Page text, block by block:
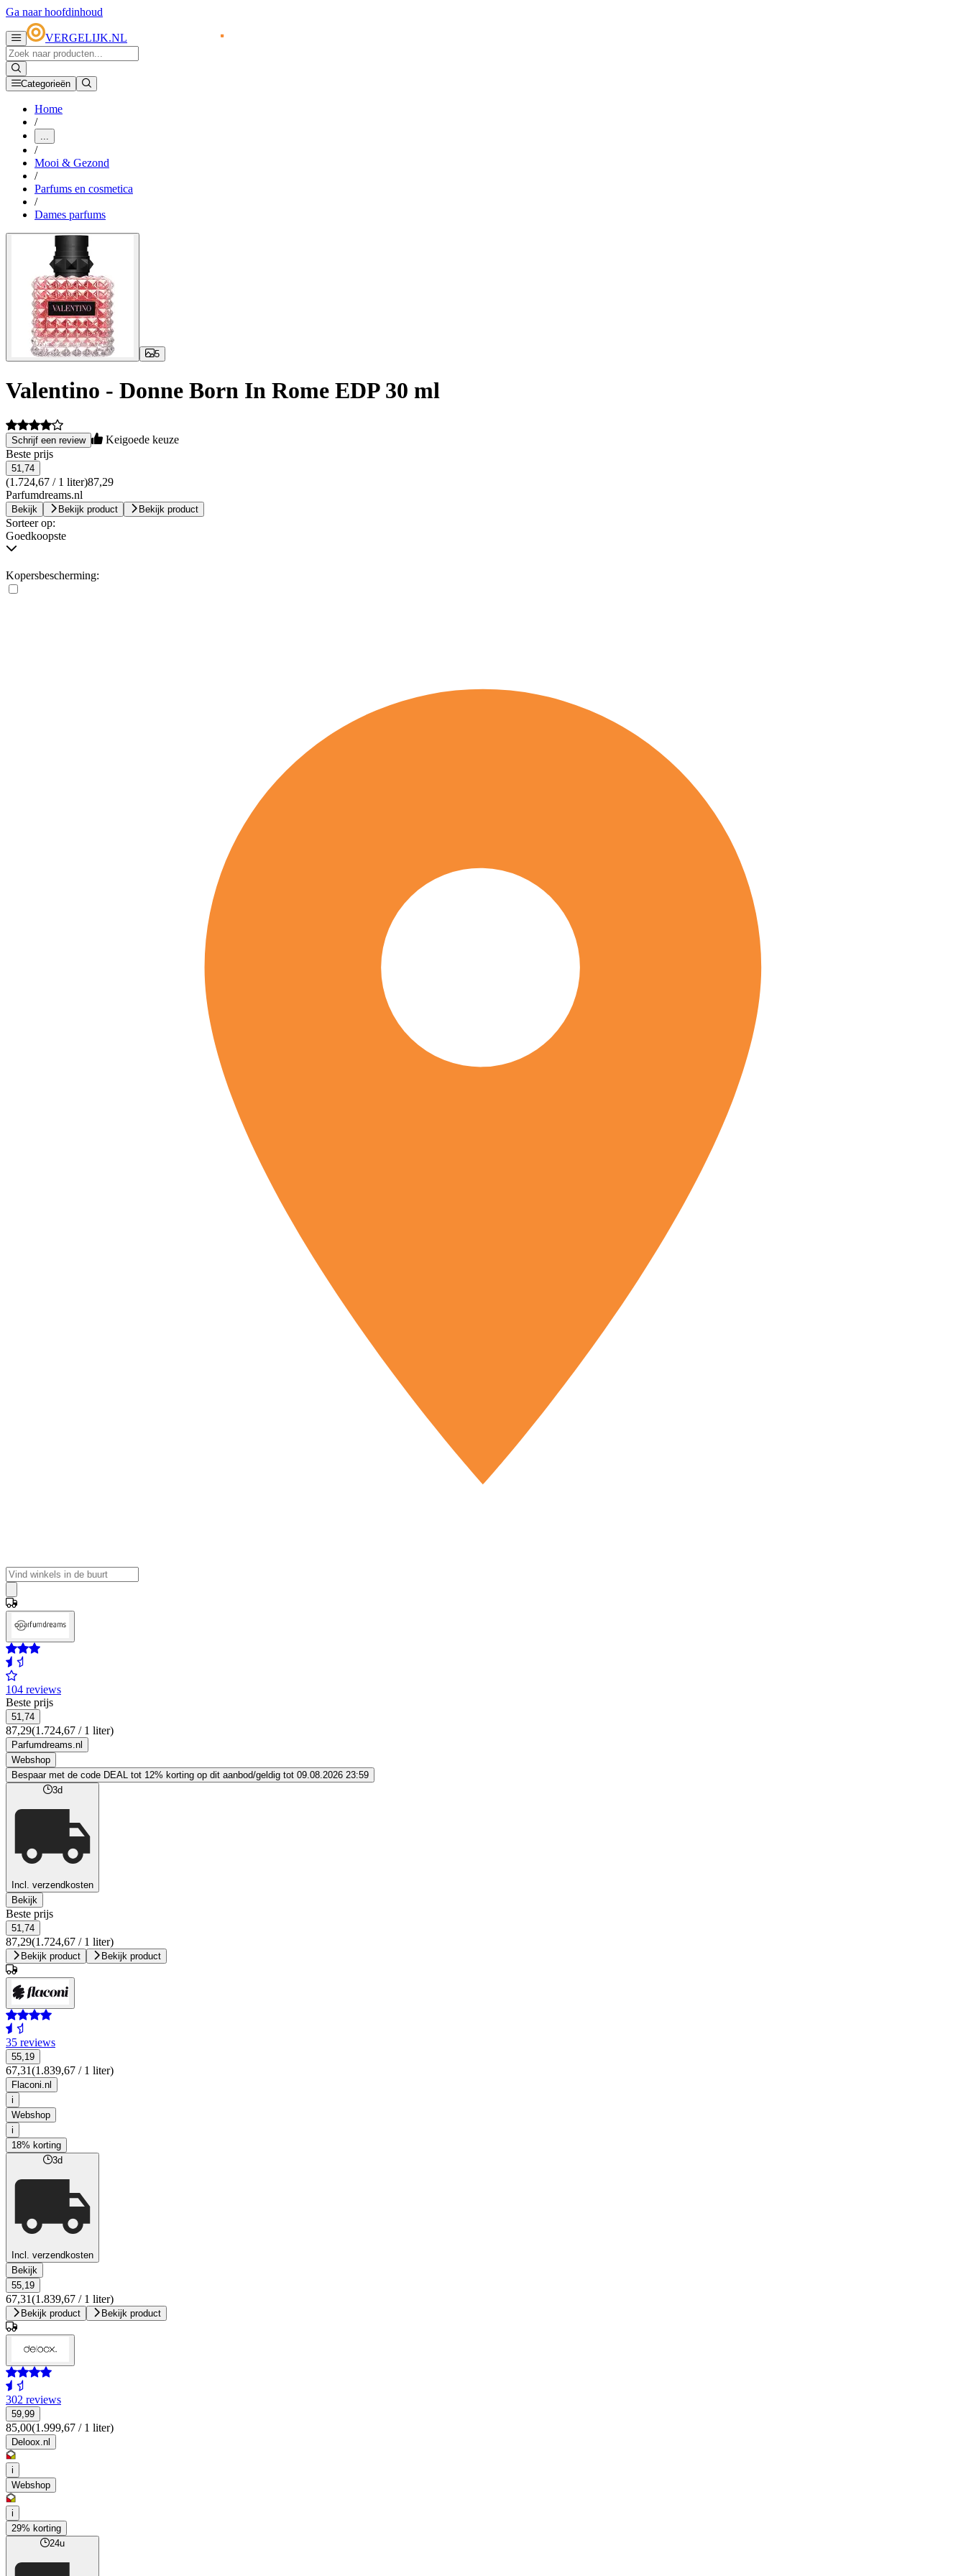
Ga naar hoofdinhoud
VERGELIJK.NL
Categorieën
Home
/
...
/
Mooi & Gezond
/
Parfums en cosmetica
/
Dames parfums
5
Valentino - Donne Born In Rome EDP 30 ml
Schrijf een review
Keigoede keuze
Beste prijs
51,74
(1.724,67 / 1 liter)87,29
Parfumdreams.nl
Bekijk Bekijk product Bekijk product
Sorteer op:
Goedkoopste
Kopersbescherming:
104 reviews
Beste prijs
51,74
87,29(1.724,67 / 1 liter)
Parfumdreams.nl
Webshop
Bespaar met de code DEAL tot 12% korting op dit aanbod/geldig tot 09.08.2026 23:59
3d
Incl. verzendkosten
Bekijk
Beste prijs
51,74
87,29(1.724,67 / 1 liter)
Bekijk product Bekijk product
35 reviews
55,19
67,31(1.839,67 / 1 liter)
Flaconi.nl
i
Webshop
i
18% korting
3d
Incl. verzendkosten
Bekijk
55,19
67,31(1.839,67 / 1 liter)
Bekijk product Bekijk product
302 reviews
59,99
85,00(1.999,67 / 1 liter)
Deloox.nl
i
Webshop
i
29% korting
24u